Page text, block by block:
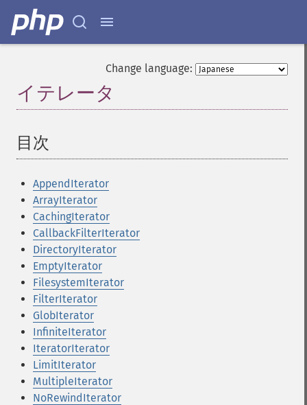
Change language:
イテレータ
目次
AppendIterator
ArrayIterator
CachingIterator
CallbackFilterIterator
DirectoryIterator
EmptyIterator
FilesystemIterator
FilterIterator
GlobIterator
InfiniteIterator
IteratorIterator
LimitIterator
MultipleIterator
NoRewindIterator